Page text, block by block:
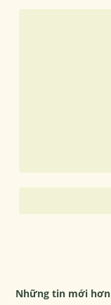
Những tin mới hơn